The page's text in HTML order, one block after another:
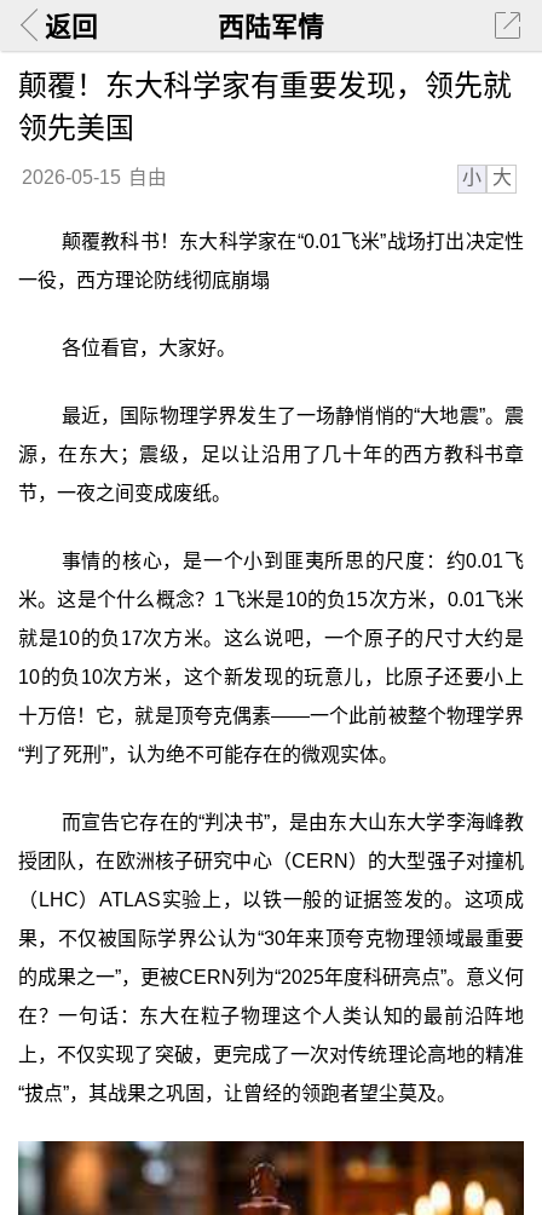
返回 西陆军情
颠覆！东大科学家有重要发现，领先就
领先美国
2026-05-15 自由 小 大
颠覆教科书！东大科学家在“0.01飞米”战场打出决定性
一役，西方理论防线彻底崩塌
各位看官，大家好。
最近，国际物理学界发生了一场静悄悄的“大地震”。震
源，在东大；震级，足以让沿用了几十年的西方教科书章
节，一夜之间变成废纸。
事情的核心，是一个小到匪夷所思的尺度：约0.01飞
米。这是个什么概念？1飞米是10的负15次方米，0.01飞米
就是10的负17次方米。这么说吧，一个原子的尺寸大约是
10的负10次方米，这个新发现的玩意儿，比原子还要小上
十万倍！它，就是顶夸克偶素——一个此前被整个物理学界
“判了死刑”，认为绝不可能存在的微观实体。
而宣告它存在的“判决书”，是由东大山东大学李海峰教
授团队，在欧洲核子研究中心（CERN）的大型强子对撞机
（LHC）ATLAS实验上，以铁一般的证据签发的。这项成
果，不仅被国际学界公认为“30年来顶夸克物理领域最重要
的成果之一”，更被CERN列为“2025年度科研亮点”。意义何
在？一句话：东大在粒子物理这个人类认知的最前沿阵地
上，不仅实现了突破，更完成了一次对传统理论高地的精准
“拔点”，其战果之巩固，让曾经的领跑者望尘莫及。